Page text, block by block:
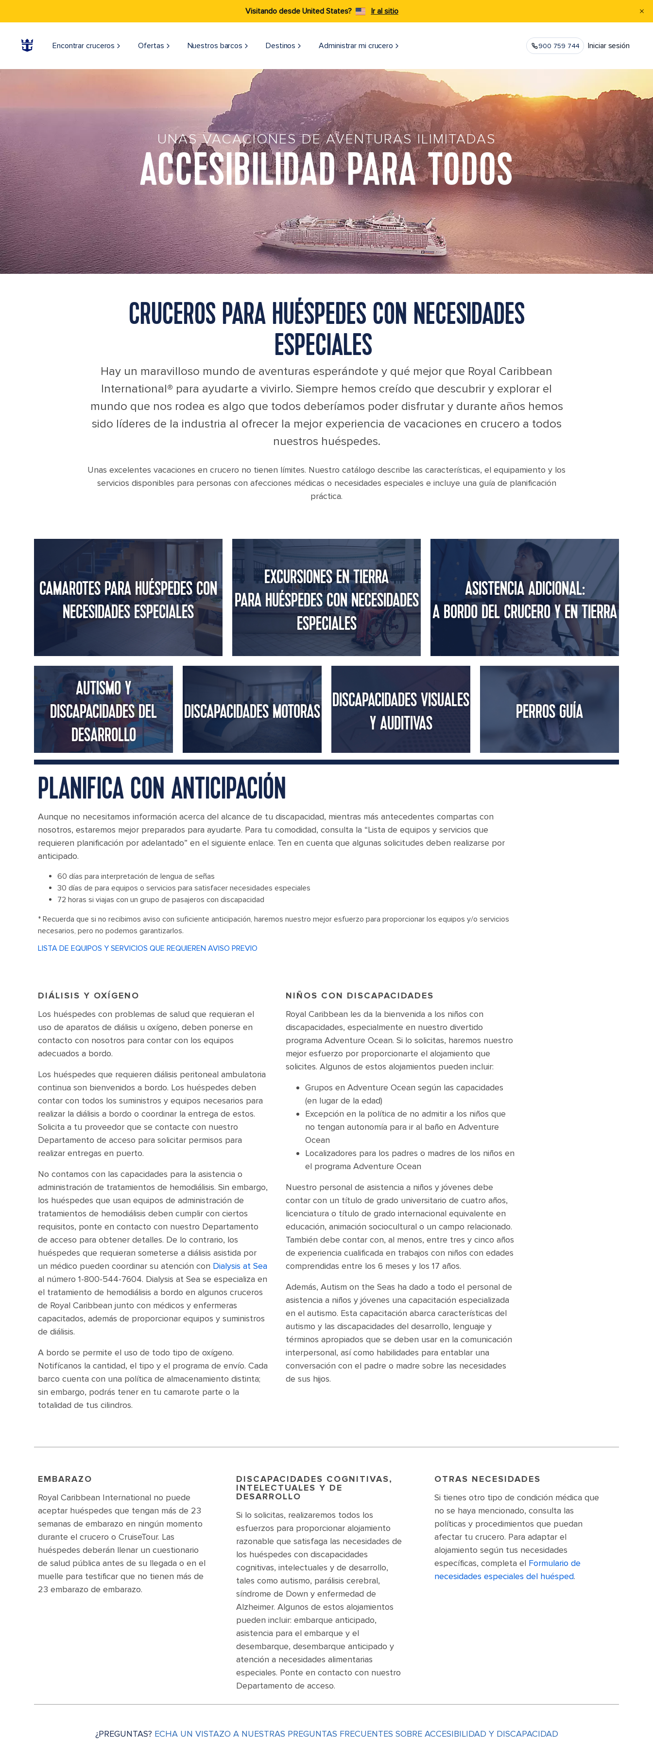
Visitando desde United States? Ir al sitio
Encontrar cruceros Ofertas Nuestros barcos Destinos Administrar mi crucero 900 759 744 Iniciar sesión
UNAS VACACIONES DE AVENTURAS ILIMITADAS
ACCESIBILIDAD PARA TODOS
CRUCEROS PARA HUÉSPEDES CON NECESIDADES
ESPECIALES
Hay un maravilloso mundo de aventuras esperándote y qué mejor que Royal Caribbean
International® para ayudarte a vivirlo. Siempre hemos creído que descubrir y explorar el
mundo que nos rodea es algo que todos deberíamos poder disfrutar y durante años hemos
sido líderes de la industria al ofrecer la mejor experiencia de vacaciones en crucero a todos
nuestros huéspedes.
Unas excelentes vacaciones en crucero no tienen límites. Nuestro catálogo describe las características, el equipamiento y los
servicios disponibles para personas con afecciones médicas o necesidades especiales e incluye una guía de planificación
práctica.
CAMAROTES PARA HUÉSPEDES CON
NECESIDADES ESPECIALES
EXCURSIONES EN TIERRA
PARA HUÉSPEDES CON NECESIDADES
ESPECIALES
ASISTENCIA ADICIONAL:
A BORDO DEL CRUCERO Y EN TIERRA
AUTISMO Y
DISCAPACIDADES DEL
DESARROLLO
DISCAPACIDADES MOTORAS
DISCAPACIDADES VISUALES
Y AUDITIVAS
PERROS GUÍA
PLANIFICA CON ANTICIPACIÓN
Aunque no necesitamos información acerca del alcance de tu discapacidad, mientras más antecedentes compartas con
nosotros, estaremos mejor preparados para ayudarte. Para tu comodidad, consulta la “Lista de equipos y servicios que
requieren planificación por adelantado” en el siguiente enlace. Ten en cuenta que algunas solicitudes deben realizarse por
anticipado.
60 días para interpretación de lengua de señas
30 días de para equipos o servicios para satisfacer necesidades especiales
72 horas si viajas con un grupo de pasajeros con discapacidad
* Recuerda que si no recibimos aviso con suficiente anticipación, haremos nuestro mejor esfuerzo para proporcionar los equipos y/o servicios
necesarios, pero no podemos garantizarlos.
LISTA DE EQUIPOS Y SERVICIOS QUE REQUIEREN AVISO PREVIO
DIÁLISIS Y OXÍGENO
Los huéspedes con problemas de salud que requieran el
uso de aparatos de diálisis u oxígeno, deben ponerse en
contacto con nosotros para contar con los equipos
adecuados a bordo.
Los huéspedes que requieren diálisis peritoneal ambulatoria
continua son bienvenidos a bordo. Los huéspedes deben
contar con todos los suministros y equipos necesarios para
realizar la diálisis a bordo o coordinar la entrega de estos.
Solicita a tu proveedor que se contacte con nuestro
Departamento de acceso para solicitar permisos para
realizar entregas en puerto.
No contamos con las capacidades para la asistencia o
administración de tratamientos de hemodiálisis. Sin embargo,
los huéspedes que usan equipos de administración de
tratamientos de hemodiálisis deben cumplir con ciertos
requisitos, ponte en contacto con nuestro Departamento
de acceso para obtener detalles. De lo contrario, los
huéspedes que requieran someterse a diálisis asistida por
un médico pueden coordinar su atención con Dialysis at Sea
al número 1-800-544-7604. Dialysis at Sea se especializa en
el tratamiento de hemodiálisis a bordo en algunos cruceros
de Royal Caribbean junto con médicos y enfermeras
capacitados, además de proporcionar equipos y suministros
de diálisis.
A bordo se permite el uso de todo tipo de oxígeno.
Notifícanos la cantidad, el tipo y el programa de envío. Cada
barco cuenta con una política de almacenamiento distinta;
sin embargo, podrás tener en tu camarote parte o la
totalidad de tus cilindros.
NIÑOS CON DISCAPACIDADES
Royal Caribbean les da la bienvenida a los niños con
discapacidades, especialmente en nuestro divertido
programa Adventure Ocean. Si lo solicitas, haremos nuestro
mejor esfuerzo por proporcionarte el alojamiento que
solicites. Algunos de estos alojamientos pueden incluir:
Grupos en Adventure Ocean según las capacidades
(en lugar de la edad)
Excepción en la política de no admitir a los niños que
no tengan autonomía para ir al baño en Adventure
Ocean
Localizadores para los padres o madres de los niños en
el programa Adventure Ocean
Nuestro personal de asistencia a niños y jóvenes debe
contar con un título de grado universitario de cuatro años,
licenciatura o título de grado internacional equivalente en
educación, animación sociocultural o un campo relacionado.
También debe contar con, al menos, entre tres y cinco años
de experiencia cualificada en trabajos con niños con edades
comprendidas entre los 6 meses y los 17 años.
Además, Autism on the Seas ha dado a todo el personal de
asistencia a niños y jóvenes una capacitación especializada
en el autismo. Esta capacitación abarca características del
autismo y las discapacidades del desarrollo, lenguaje y
términos apropiados que se deben usar en la comunicación
interpersonal, así como habilidades para entablar una
conversación con el padre o madre sobre las necesidades
de sus hijos.
EMBARAZO
Royal Caribbean International no puede
aceptar huéspedes que tengan más de 23
semanas de embarazo en ningún momento
durante el crucero o CruiseTour. Las
huéspedes deberán llenar un cuestionario
de salud pública antes de su llegada o en el
muelle para testificar que no tienen más de
23 embarazo de embarazo.
DISCAPACIDADES COGNITIVAS,
INTELECTUALES Y DE
DESARROLLO
Si lo solicitas, realizaremos todos los
esfuerzos para proporcionar alojamiento
razonable que satisfaga las necesidades de
los huéspedes con discapacidades
cognitivas, intelectuales y de desarrollo,
tales como autismo, parálisis cerebral,
síndrome de Down y enfermedad de
Alzheimer. Algunos de estos alojamientos
pueden incluir: embarque anticipado,
asistencia para el embarque y el
desembarque, desembarque anticipado y
atención a necesidades alimentarias
especiales. Ponte en contacto con nuestro
Departamento de acceso.
OTRAS NECESIDADES
Si tienes otro tipo de condición médica que
no se haya mencionado, consulta las
políticas y procedimientos que puedan
afectar tu crucero. Para adaptar el
alojamiento según tus necesidades
específicas, completa el Formulario de
necesidades especiales del huésped.
¿PREGUNTAS? ECHA UN VISTAZO A NUESTRAS PREGUNTAS FRECUENTES SOBRE ACCESIBILIDAD Y DISCAPACIDAD